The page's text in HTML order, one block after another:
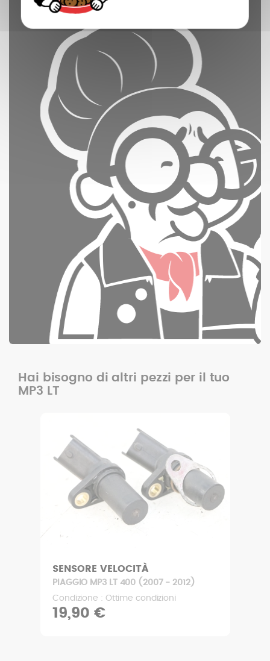
Hai bisogno di altri pezzi per il tuo
MP3 LT
SENSORE VELOCITÀ
PIAGGIO MP3 LT 400 (2007 - 2012)
Condizione : Ottime condizioni
19,90 €